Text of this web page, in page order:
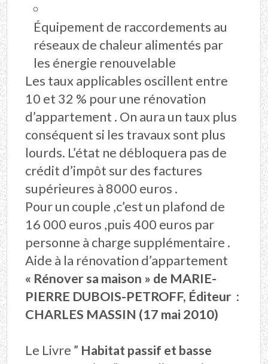
Équipement de raccordements au
réseaux de chaleur alimentés par
les énergie renouvelable
Les taux applicables oscillent entre
10 et 32 % pour une rénovation
d’appartement . On aura un taux plus
conséquent si les travaux sont plus
lourds. L’état ne débloquera pas de
crédit d’impôt sur des factures
supérieures à 8000 euros .
Pour un couple ,c’est un plafond de
16 000 euros ,puis 400 euros par
personne à charge supplémentaire .
Aide à la rénovation d’appartement
« Rénover sa maison » de MARIE-
PIERRE DUBOIS-PETROFF, Éditeur ‏ : ‎
CHARLES MASSIN (17 mai 2010)
Le Livre ” Habitat passif et basse